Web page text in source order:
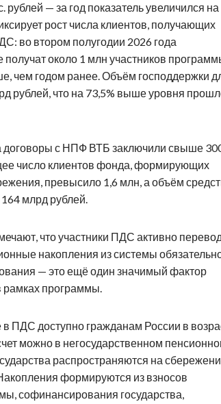
рублей — за год показатель увеличился на
рост числа клиентов, получающих
во втором полугодии 2026 года
около 1 млн участников
чем годом ранее. Объём господдержки
рублей, что на 73,5% выше уровня
договоры с НПФ ВТБ заключили свыше
число клиентов фонда, формирующих
превысило 1,6 млн, а объём
164 млрд рублей.
что участники ПДС активно
накопления из системы
— это ещё один значимый фактор
рамках программы.
ПДС доступно гражданам России в
можно в негосударственном
распространяются на
формируются из взносов
софинансирования государства,